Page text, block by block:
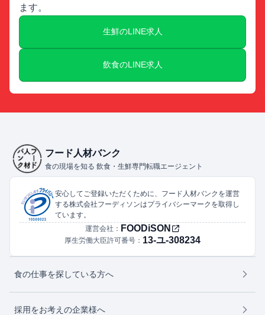
ます。
生鮮のLINE求人
飲食のLINE求人
フード人材バンク
食の現場を知る 飲食・生鮮専門転職エージェント
安心してご登録いただくために、フード人材バンクを運営
する株式会社フーディソンはプライバシーマークを取得し
ています。
運営会社： FOODiSON
厚生労働大臣許可番号： 13-ユ-308234
食の仕事を探している方へ
採用をお考えの企業様へ